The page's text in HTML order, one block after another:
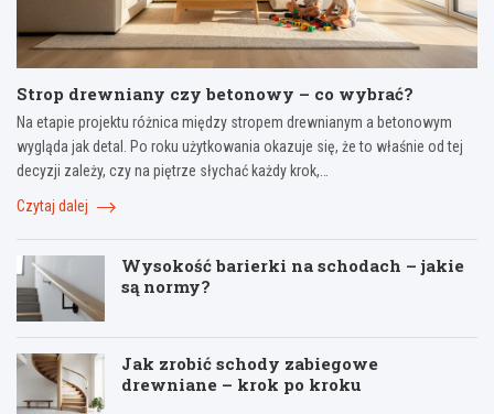
Strop drewniany czy betonowy – co wybrać?
Na etapie projektu różnica między stropem drewnianym a betonowym
wygląda jak detal. Po roku użytkowania okazuje się, że to właśnie od tej
decyzji zależy, czy na piętrze słychać każdy krok,…
Czytaj dalej
Wysokość barierki na schodach – jakie
są normy?
Jak zrobić schody zabiegowe
drewniane – krok po kroku